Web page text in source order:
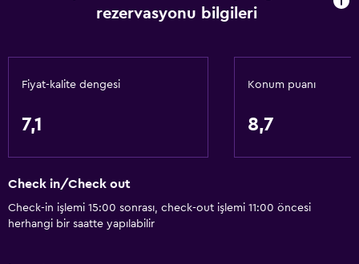
rezervasyonu bilgileri
Fiyat-kalite dengesi
7,1
Konum puanı
8,7
Check in/Check out
Check-in işlemi 15:00 sonrası, check-out işlemi 11:00 öncesi
herhangi bir saatte yapılabilir